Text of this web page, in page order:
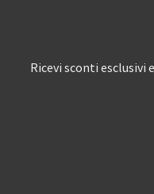
Ricevi sconti esclusivi